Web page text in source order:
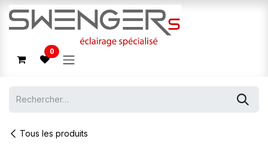
Se rendre au contenu
0
Tous les produits